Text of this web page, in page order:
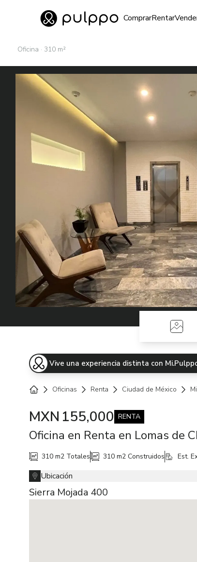
Ir al home
ComprarRentar
Oficina · 310 m²
Fotos
Vive una experiencia distinta con
Oficinas Renta Ciudad de México
MXN 155,000 RENTA
Oficina en Renta en Lomas de
310 m2 Totales 310 m2 Construidos Est.
Ubicación
Sierra Mojada 400